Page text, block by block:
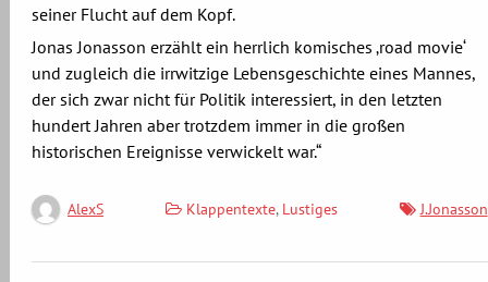
seiner Flucht auf dem Kopf.
Jonas Jonasson erzählt ein herrlich komisches ‚road movie‘
und zugleich die irrwitzige Lebensgeschichte eines Mannes,
der sich zwar nicht für Politik interessiert, in den letzten
hundert Jahren aber trotzdem immer in die großen
historischen Ereignisse verwickelt war.“
AlexS Klappentexte, Lustiges J.Jonasson